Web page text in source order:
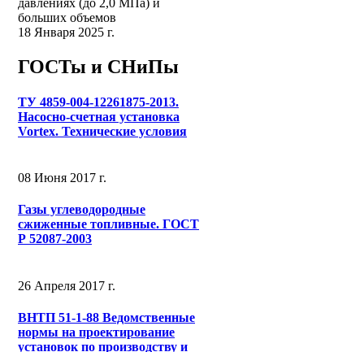
больших объемов
18 Января 2025 г.
ГОСТы и СНиПы
ТУ 4859-004-12261875-2013.
Насосно-счетная установка
Vortex. Технические условия
08 Июня 2017 г.
Газы углеводородные
сжиженные топливные. ГОСТ
Р 52087-2003
26 Апреля 2017 г.
ВНТП 51-1-88 Ведомственные
нормы на проектирование
установок по производству и